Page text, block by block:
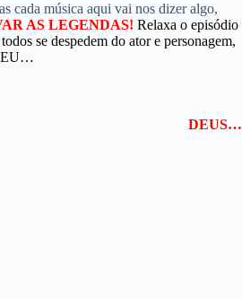
cada música aqui vai nos dizer algo,
AS LEGENDAS! Relaxa o episódio
se despedem do ator e personagem,
DEUS…